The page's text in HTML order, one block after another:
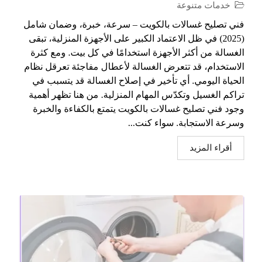
خدمات متنوعة
فني تصليح غسالات بالكويت – سرعة، خبرة، وضمان شامل
(2025) في ظل الاعتماد الكبير على الأجهزة المنزلية، تبقى
الغسالة من أكثر الأجهزة استخدامًا في كل بيت. ومع كثرة
الاستخدام، قد تتعرض الغسالة لأعطال مفاجئة تعرقل نظام
الحياة اليومي. أي تأخير في إصلاح الغسالة قد يتسبب في
تراكم الغسيل وتكدّس المهام المنزلية. من هنا تظهر أهمية
وجود فني تصليح غسالات بالكويت يتمتع بالكفاءة والخبرة
وسرعة الاستجابة. سواء كنت...
أقراء المزيد